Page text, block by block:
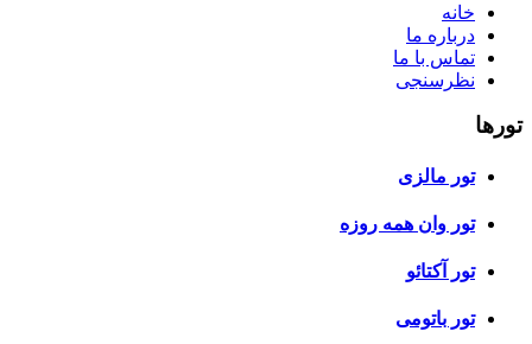
خانه
درباره ما
تماس با ما
نظرسنجی
تورها
تور مالزی
تور وان همه روزه
تور آکتائو
تور باتومی